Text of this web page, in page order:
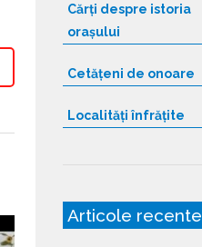
Cărți despre istoria
orașului
Cetățeni de onoare
Localități înfrățite
Articole recente